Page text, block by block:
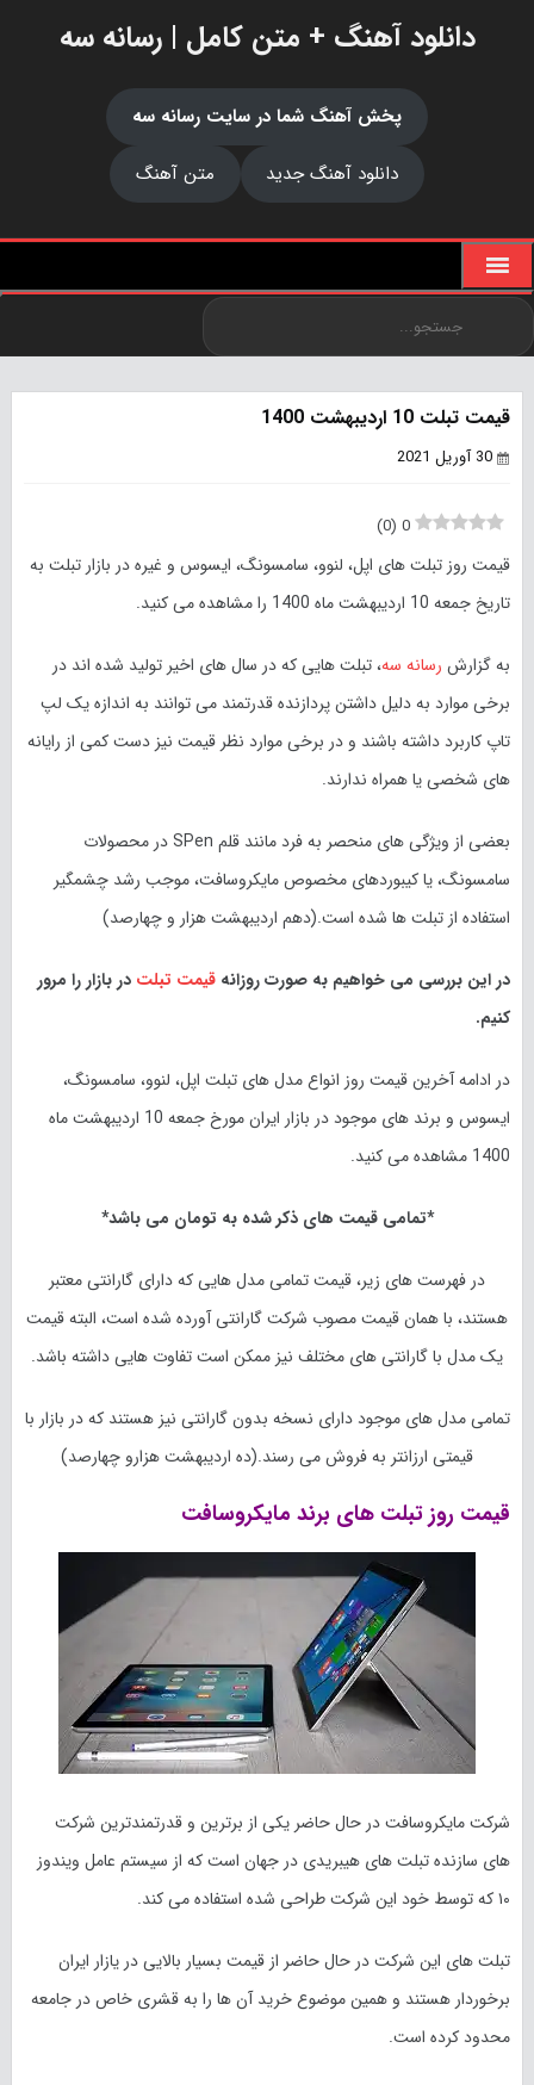
دانلود آهنگ + متن کامل | رسانه سه
پخش آهنگ شما در سایت رسانه سه
دانلود آهنگ جدید
متن آهنگ
قیمت تبلت 10 اردیبهشت 1400
30 آوریل 2021
0
(
0
)
قیمت روز تبلت های اپل، لنوو، سامسونگ، ایسوس و غیره در بازار تبلت به
تاریخ جمعه 10 اردیبهشت ماه 1400 را مشاهده می کنید.
به گزارش رسانه سه، تبلت هایی که در سال های اخیر تولید شده اند در
برخی موارد به دلیل داشتن پردازنده قدرتمند می توانند به اندازه یک لپ
تاپ کاربرد داشته باشند و در برخی موارد نظر قیمت نیز دست کمی از رایانه
های شخصی یا همراه ندارند.
بعضی از ویژگی های منحصر به فرد مانند قلم SPen در محصولات
سامسونگ، یا کیبوردهای مخصوص مایکروسافت، موجب رشد چشمگیر
استفاده از تبلت ها شده است.(دهم اردیبهشتهزار و چهارصد)
در این بررسی می خواهیم به صورت روزانه قیمت تبلت در بازار را مرور
کنیم.
در ادامه آخرین قیمت روز انواع مدل های تبلت اپل، لنوو، سامسونگ،
ایسوس و برند های موجود در بازار ایران مورخ
جمعه 10 اردیبهشت ماه
1400 مشاهده می کنید.
*تمامی قیمت های ذکر شده به تومان می باشد*
در فهرست های زیر، قیمت تمامی مدل هایی که دارای گارانتی معتبر
هستند، با همان قیمت مصوب شرکت گارانتی آورده شده است، البته قیمت
یک مدل با گارانتی های مختلف نیز ممکن است تفاوت هایی داشته باشد.
تمامی مدل های موجود دارای نسخه بدون گارانتی نیز هستند که در بازار با
قیمتی ارزانتر به فروش می رسند.(ده اردیبهشتهزارو چهارصد)
قیمت روز تبلت های برند مایکروسافت
شرکت مایکروسافت در حال حاضر یکی از برترین و قدرتمندترین شرکت
های سازنده تبلت های هیبریدی در جهان است که از سیستم عامل ویندوز
۱۰ که توسط خود این شرکت طراحی شده استفاده می کند.
تبلت های این شرکت در حال حاضر از قیمت بسیار بالایی در یازار ایران
برخوردار هستند و همین موضوع خرید آن ها را به قشری خاص در جامعه
محدود کرده است.